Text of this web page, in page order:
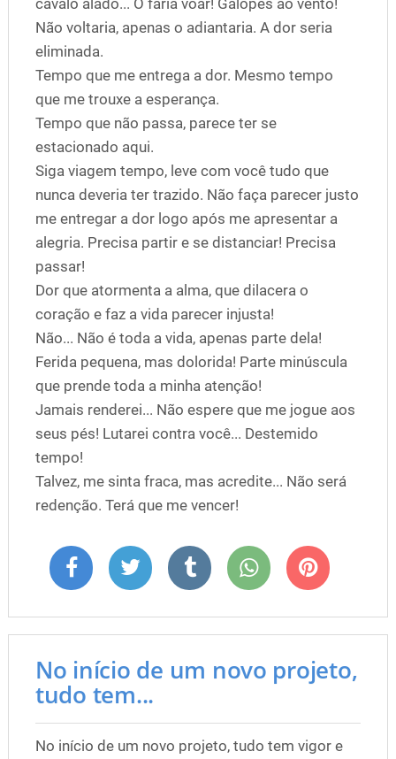
Não voltaria, apenas o adiantaria. A dor seria
eliminada.
Tempo que me entrega a dor. Mesmo tempo
que me trouxe a esperança.
Tempo que não passa, parece ter se
estacionado aqui.
Siga viagem tempo, leve com você tudo que
nunca deveria ter trazido. Não faça parecer justo
me entregar a dor logo após me apresentar a
alegria. Precisa partir e se distanciar! Precisa
passar!
Dor que atormenta a alma, que dilacera o
coração e faz a vida parecer injusta!
Não... Não é toda a vida, apenas parte dela!
Ferida pequena, mas dolorida! Parte minúscula
que prende toda a minha atenção!
Jamais renderei... Não espere que me jogue aos
seus pés! Lutarei contra você... Destemido
tempo!
Talvez, me sinta fraca, mas acredite... Não será
redenção. Terá que me vencer!
No início de um novo projeto,
tudo tem...
No início de um novo projeto, tudo tem vigor e